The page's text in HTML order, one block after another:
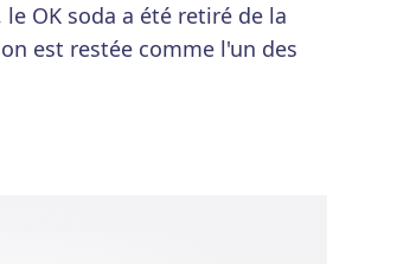
OK soda a été retiré de la
est restée comme l'un des